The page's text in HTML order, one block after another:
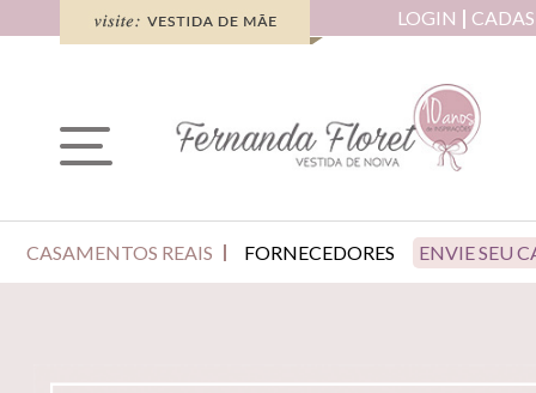
LOGIN
CASAMENTOS REAIS FORNECEDORES ENVIE SEU